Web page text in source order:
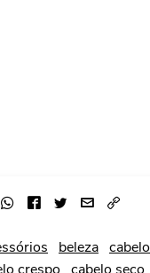
beleza cabelo